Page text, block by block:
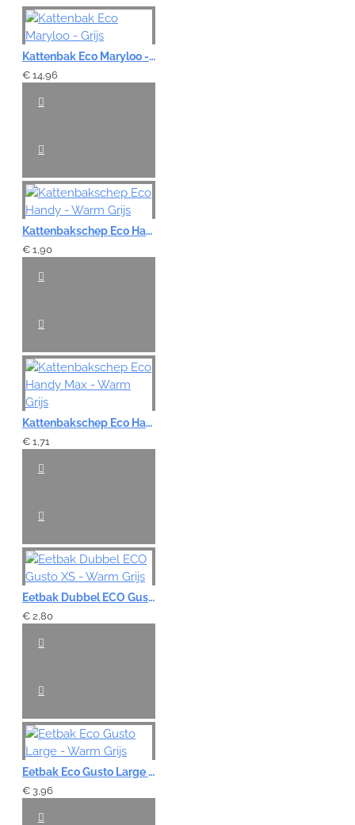
Note:HTML-code wordt niet vertaald!
Waardering:
Kattenbak Eco Maryloo - Grijs
€ 14,96
Kattenbakschep Eco Handy - Warm Grijs
€ 1,90
Kattenbakschep Eco Handy Max - Warm Grijs
€ 1,71
Eetbak Dubbel ECO Gusto XS - Warm Grijs
€ 2,80
Eetbak Eco Gusto Large - Warm Grijs
€ 3,96